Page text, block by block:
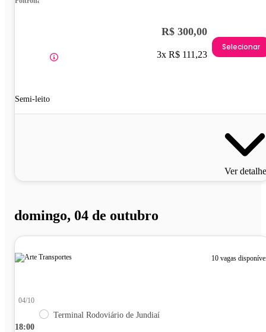
Semi-leito
R$ 300,00
3x R$ 111,23
Selecionar
Ver
domingo, 04 de outubro
10 vagas
18:00
04/10
Terminal Rodoviário de Jundiaí